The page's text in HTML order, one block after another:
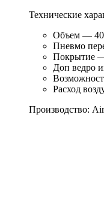
Технические
Объем — 40
Пневмо
Покрытие
Доп ведро
Расход
Производство: